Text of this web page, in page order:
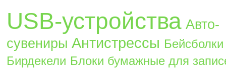
USB-устройства Авто-
сувениры Антистрессы Бейсболки
Бирдекели Блоки бумажные для